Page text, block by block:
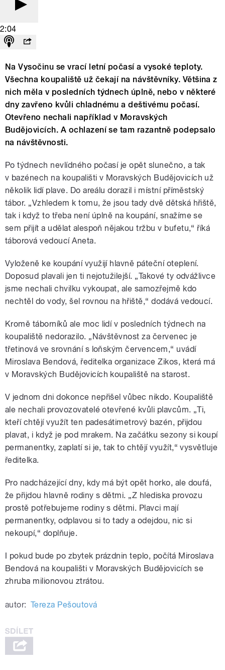
2:04
Na Vysočinu se vrací letní počasí a vysoké teploty.
Všechna koupaliště už čekají na návštěvníky. Většina z
nich měla v posledních týdnech úplně, nebo v některé
dny zavřeno kvůli chladnému a deštivému počasí.
Otevřeno nechali například v Moravských
Budějovicích. A ochlazení se tam razantně podepsalo
na návštěvnosti.
Po týdnech nevlídného počasí je opět slunečno, a tak
v bazénech na koupališti v Moravských Budějovicích už
několik lidí plave. Do areálu dorazil i místní příměstský
tábor. „Vzhledem k tomu, že jsou tady dvě dětská hřiště,
tak i když to třeba není úplně na koupání, snažíme se
sem přijít a udělat alespoň nějakou tržbu v bufetu,“ říká
táborová vedoucí Aneta.
Vyloženě ke koupání využijí hlavně páteční oteplení.
Doposud plavali jen ti nejotužilejší. „Takové ty odvážlivce
jsme nechali chvilku vykoupat, ale samozřejmě kdo
nechtěl do vody, šel rovnou na hřiště,“ dodává vedoucí.
Kromě táborníků ale moc lidí v posledních týdnech na
koupaliště nedorazilo. „Návštěvnost za červenec je
třetinová ve srovnání s loňským červencem,“ uvádí
Miroslava Bendová, ředitelka organizace Zikos, která má
v Moravských Budějovicích koupaliště na starost.
V jednom dni dokonce nepřišel vůbec nikdo. Koupaliště
ale nechali provozovatelé otevřené kvůli plavcům. „Ti,
kteří chtějí využít ten padesátimetrový bazén, přijdou
plavat, i když je pod mrakem. Na začátku sezony si koupí
permanentky, zaplatí si je, tak to chtějí využít,“ vysvětluje
ředitelka.
Pro nadcházející dny, kdy má být opět horko, ale doufá,
že přijdou hlavně rodiny s dětmi. „Z hlediska provozu
prostě potřebujeme rodiny s dětmi. Plavci mají
permanentky, odplavou si to tady a odejdou, nic si
nekoupí,“ doplňuje.
I pokud bude po zbytek prázdnin teplo, počítá Miroslava
Bendová na koupališti v Moravských Budějovicích se
zhruba milionovou ztrátou.
autor: Tereza Pešoutová